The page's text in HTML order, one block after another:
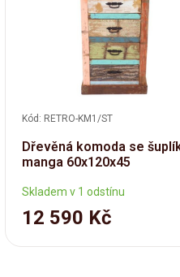
Kód: RETRO-KM1/ST
Dřevěná komoda se
manga 60x120x45
Skladem v 1 odstínu
12 590 Kč